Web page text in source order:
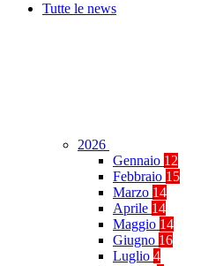
Tutte le news
2026
Gennaio 12
Febbraio 15
Marzo 14
Aprile 14
Maggio 14
Giugno 16
Luglio 4